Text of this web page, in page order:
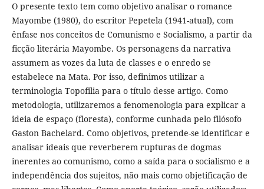
O presente texto tem como objetivo analisar o romance
Mayombe (1980), do escritor Pepetela (1941-atual), com
ênfase nos conceitos de Comunismo e Socialismo, a partir da
ficção literária Mayombe. Os personagens da narrativa
assumem as vozes da luta de classes e o enredo se
estabelece na Mata. Por isso, definimos utilizar a
terminologia Topofilia para o título desse artigo. Como
metodologia, utilizaremos a fenomenologia para explicar a
ideia de espaço (floresta), conforme cunhada pelo filósofo
Gaston Bachelard. Como objetivos, pretende-se identificar e
analisar ideais que reverberem rupturas de dogmas
inerentes ao comunismo, como a saída para o socialismo e a
independência dos sujeitos, não mais como objetificação de